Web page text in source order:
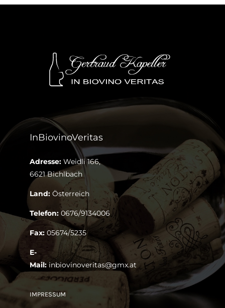
InBiovinoVeritas
Adresse: Weidli 166,
6621 Bichlbach
Land: Österreich
Telefon: 0676/9134006
Fax: 05674/5235
E-
Mail: inbiovinoveritas@gmx.at
IMPRESSUM